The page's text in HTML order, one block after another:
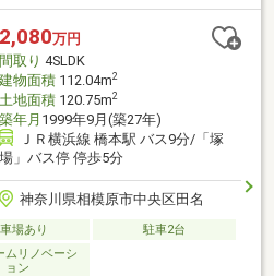
2,080万円
間取り 4SLDK
建物面積112.04m2
土地面積120.75m2
築年月 1999年9月(築27年)
ＪＲ横浜線 橋本駅 バス9分/「塚
場」バス停 停歩5分
神奈川県相模原市中央区田名
場あり 駐車2台
ムリノベーシ
ョン